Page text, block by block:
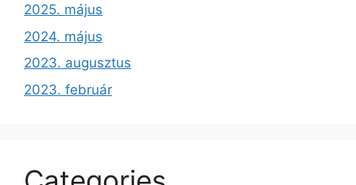
2025. május
2024. május
2023. augusztus
2023. február